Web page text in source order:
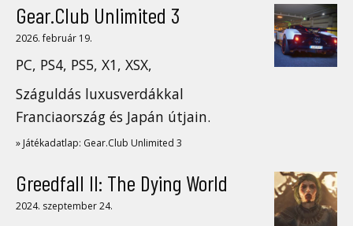
Gear.Club Unlimited 3
2026. február 19.
PC, PS4, PS5, X1, XSX,
Száguldás luxusverdákkal
Franciaország és Japán útjain.
» Játékadatlap: Gear.Club Unlimited 3
Greedfall II: The Dying World
2024. szeptember 24.